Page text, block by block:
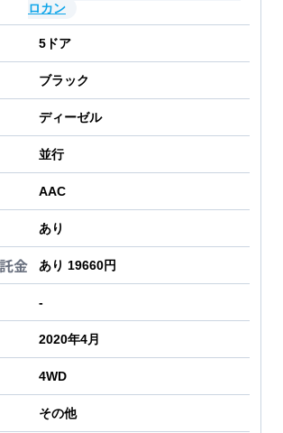
ロカン
5 ドア
ブラック
ディーゼル
並行
AAC
あり
金 あり 19660円
-
2020年4月
4WD
その他